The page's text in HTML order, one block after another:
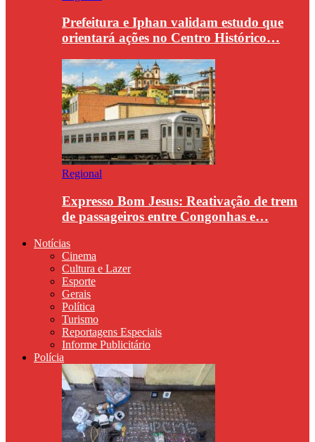
Prefeitura e Iphan validam estudo que
orientará ações no Centro Histórico…
Regional
Expresso Bom Jesus: Reativação de trem
de passageiros entre Congonhas e…
Notícias
Cinema
Cultura e Lazer
Esporte
Gerais
Política
Turismo
Reportagens Especiais
Informe Publicitário
Polícia